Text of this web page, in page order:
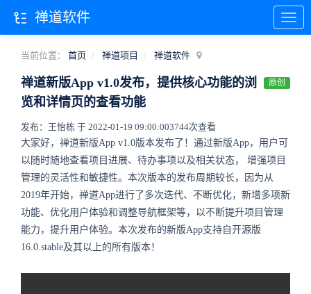
当前位置： 首页 禅道项目 禅道软件
禅道新版App v1.0发布，提供核心功能的浏
览和详情页的查看功能
原创
发布：王怡栋 于 2022-01-19 09:00:003744次查看
大家好，禅道新版App v1.0版本发布了！通过新版App，用户可
以随时随地查看项目进展、待办事项以及相关状态， 增强项目
管理的灵活性和敏捷性。本次版本的发布周期较长，因为从
2019年开始，禅道App进行了多次迭代、不断优化，新增多项新
功能、优化用户体验和调整导航框架等，以不断提升项目管理
能力，提升用户体验。本次发布的新版App支持自开源版
16.0.stable及其以上的所有版本！
禅道软件